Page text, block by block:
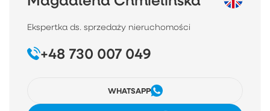
Ekspertka ds. sprzedaży nieruchomości
+48 730 007 049
WHATSAPP